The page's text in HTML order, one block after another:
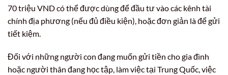
70 triệu VND có thể được dùng để đầu tư vào các kênh tài
chính địa phương (nếu đủ điều kiện), hoặc đơn giản là để gửi
tiết kiệm.
Đối với những người con đang muốn gửi tiền cho gia đình
hoặc người thân đang học tập, làm việc tại Trung Quốc, việc